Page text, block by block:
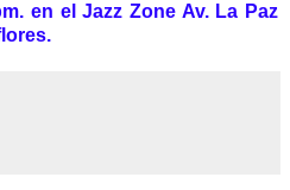
en el Jazz Zone Av. La Paz